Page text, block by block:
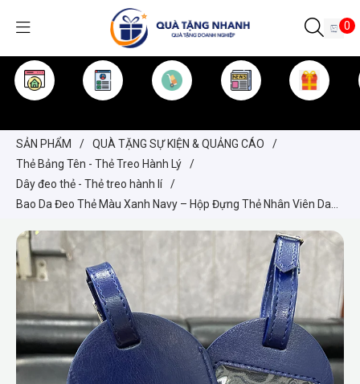
0
SẢN PHẨM / QUÀ TẶNG SỰ KIỆN & QUẢNG CÁO
/
Thẻ Bảng Tên - Thẻ Treo Hành Lý
/
Dây đeo thẻ - Thẻ treo hành lí
/
Bao Da Đeo Thẻ Màu Xanh Navy – Hộp Đựng Thẻ Nhân Viên Da